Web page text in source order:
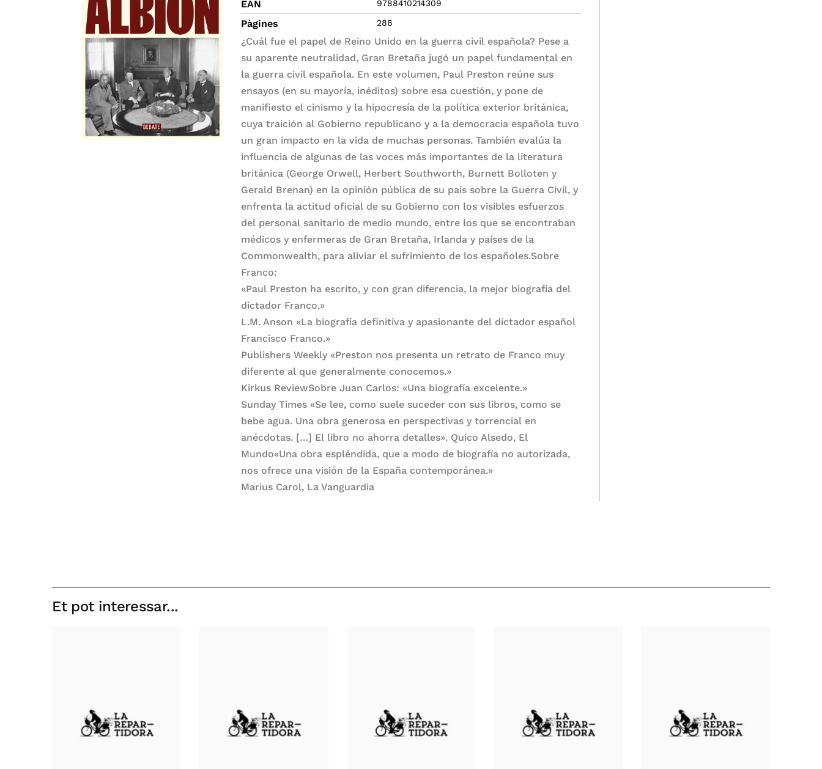
EAN 9788410214309
Pàgines 288
¿Cuál fue el papel de Reino Unido en la guerra civil española? Pese a
su aparente neutralidad, Gran Bretaña jugó un papel fundamental en
la guerra civil española. En este volumen, Paul Preston reúne sus
ensayos (en su mayoría, inéditos) sobre esa cuestión, y pone de
manifiesto el cinismo y la hipocresía de la política exterior británica,
cuya traición al Gobierno republicano y a la democracia española tuvo
un gran impacto en la vida de muchas personas. También evalúa la
influencia de algunas de las voces más importantes de la literatura
británica (George Orwell, Herbert Southworth, Burnett Bolloten y
Gerald Brenan) en la opinión pública de su país sobre la Guerra Civil, y
enfrenta la actitud oficial de su Gobierno con los visibles esfuerzos
del personal sanitario de medio mundo, entre los que se encontraban
médicos y enfermeras de Gran Bretaña, Irlanda y países de la
Commonwealth, para aliviar el sufrimiento de los españoles.Sobre
Franco:
«Paul Preston ha escrito, y con gran diferencia, la mejor biografía del
dictador Franco.»
L.M. Anson «La biografía definitiva y apasionante del dictador español
Francisco Franco.»
Publishers Weekly «Preston nos presenta un retrato de Franco muy
diferente al que generalmente conocemos.»
Kirkus ReviewSobre Juan Carlos: «Una biografía excelente.»
Sunday Times «Se lee, como suele suceder con sus libros, como se
bebe agua. Una obra generosa en perspectivas y torrencial en
anécdotas. […] El libro no ahorra detalles». Quico Alsedo, El
Mundo«Una obra espléndida, que a modo de biografía no autorizada,
nos ofrece una visión de la España contemporánea.»
Marius Carol, La Vanguardia
Et pot interessar...